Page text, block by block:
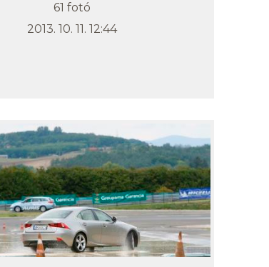
61 fotó
2013. 10. 11. 12:44